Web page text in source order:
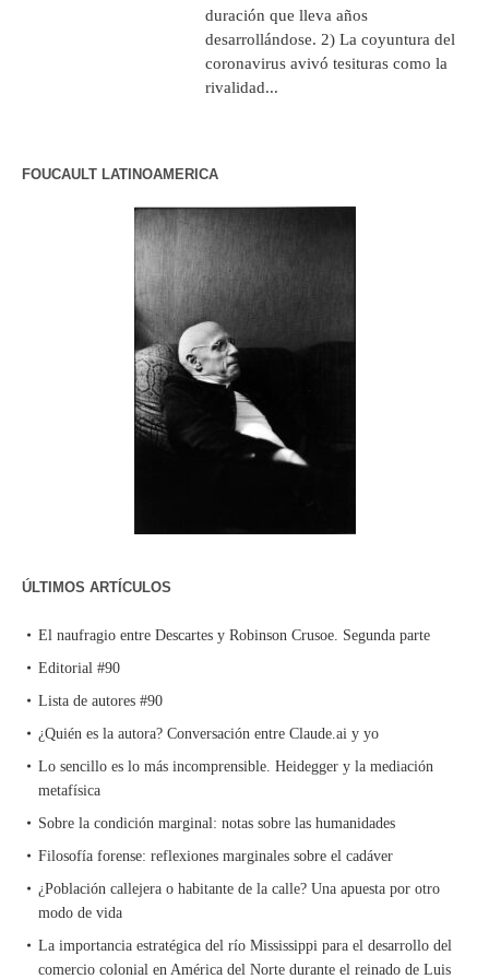
duración que lleva años
desarrollándose. 2) La coyuntura del
coronavirus avivó tesituras como la
rivalidad...
FOUCAULT LATINOAMERICA
ÚLTIMOS ARTÍCULOS
El naufragio entre Descartes y Robinson Crusoe. Segunda parte
Editorial #90
Lista de autores #90
¿Quién es la autora? Conversación entre Claude.ai y yo
Lo sencillo es lo más incomprensible. Heidegger y la mediación
metafísica
Sobre la condición marginal: notas sobre las humanidades
Filosofía forense: reflexiones marginales sobre el cadáver
¿Población callejera o habitante de la calle? Una apuesta por otro
modo de vida
La importancia estratégica del río Mississippi para el desarrollo del
comercio colonial en América del Norte durante el reinado de Luis